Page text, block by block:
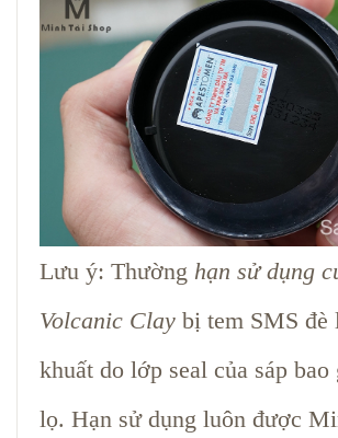
Lưu ý: Thường hạn sử dụng
Volcanic Clay bị tem SMS đè
khuất do lớp seal của sáp
lọ. Hạn sử dụng luôn được